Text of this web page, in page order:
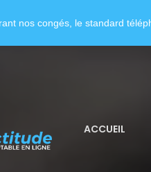
ACCUEIL
nos congés, le standard